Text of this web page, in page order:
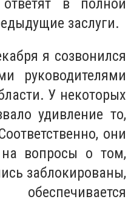
в полной
заслуги.
я созвонился
руководителями
У некоторых
удивление то,
они
вопросы о том,
заблокированы,